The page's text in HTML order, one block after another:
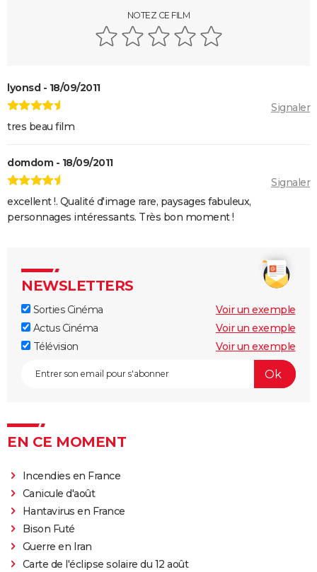
NOTEZ CE FILM
lyonsd - 18/09/2011
Signaler
tres beau film
domdom - 18/09/2011
Signaler
excellent !. Qualité d'image rare, paysages fabuleux,
personnages intéressants. Très bon moment !
NEWSLETTERS
Sorties Cinéma
Voir un exemple
Actus Cinéma
Voir un exemple
Télévision
Voir un exemple
EN CE MOMENT
Incendies en France
Canicule d'août
Hantavirus en France
Bison Futé
Guerre en Iran
Carte de l'éclipse solaire du 12 août